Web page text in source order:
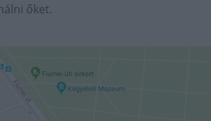
őket.